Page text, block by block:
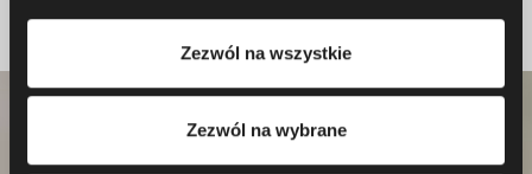
korzystania przez nas i naszych partnerów z plików
cookie oraz przetwarzania Twoich danych osobowych, w
tym o przysługujących Ci uprawnieniach, zachęcamy do
Zezwól na wszystkie
Zezwól na wybrane